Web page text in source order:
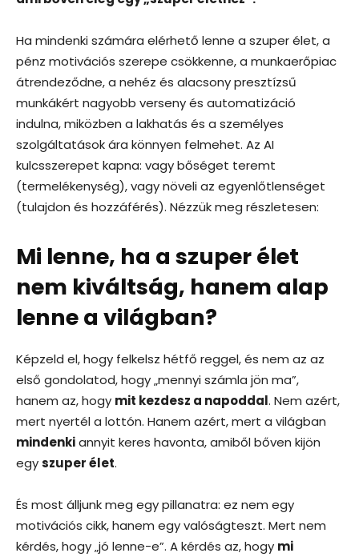
Ha mindenki számára elérhető lenne a szuper élet, a
pénz motivációs szerepe csökkenne, a munkaerőpiac
átrendeződne, a nehéz és alacsony presztízsű
munkákért nagyobb verseny és automatizáció
indulna, miközben a lakhatás és a személyes
szolgáltatások ára könnyen felmehet. Az AI
kulcsszerepet kapna: vagy bőséget teremt
(termelékenység), vagy növeli az egyenlőtlenséget
(tulajdon és hozzáférés). Nézzük meg részletesen:
Mi lenne, ha a szuper élet
nem kiváltság, hanem alap
lenne a világban?
Képzeld el, hogy felkelsz hétfő reggel, és nem az az
első gondolatod, hogy „mennyi számla jön ma”,
hanem az, hogy mit kezdesz a napoddal. Nem azért,
mert nyertél a lottón. Hanem azért, mert a világban
mindenkiannyit keres havonta, amiből bőven kijön
egyszuper élet.
És most álljunk meg egy pillanatra: ez nem egy
motivációs cikk, hanem egy valóságteszt. Mert nem
kérdés, hogy „jó lenne-e”. A kérdés az, hogy mi